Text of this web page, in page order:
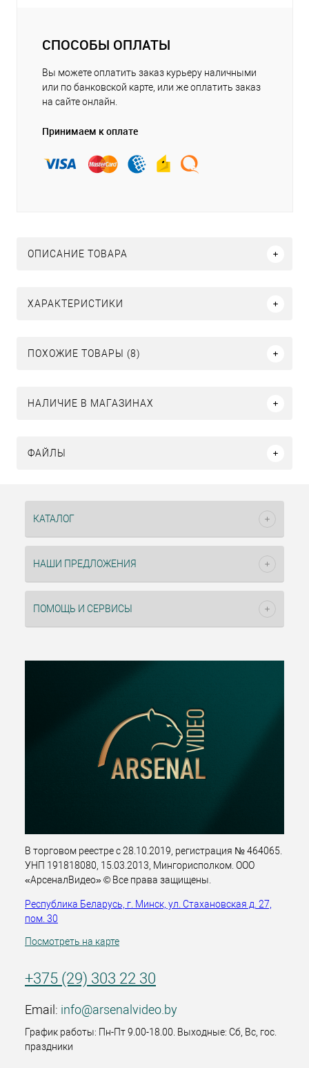
СПОСОБЫ ОПЛАТЫ
Вы можете оплатить заказ курьеру наличными
или по банковской карте, или же оплатить заказ
на сайте онлайн.
Принимаем к оплате
ОПИСАНИЕ ТОВАРА
ХАРАКТЕРИСТИКИ
ПОХОЖИЕ ТОВАРЫ (8)
НАЛИЧИЕ В МАГАЗИНАХ
ФАЙЛЫ
КАТАЛОГ
НАШИ ПРЕДЛОЖЕНИЯ
ПОМОЩЬ И СЕРВИСЫ
В торговом реестре с 28.10.2019, регистрация № 464065.
УНП 191818080, 15.03.2013, Мингорисполком. ООО
«АрсеналВидео» © Все права защищены.
Республика Беларусь, г. Минск, ул. Стахановская д. 27,
пом. 30
Посмотреть на карте
+375 (29) 303 22 30
Email: info@arsenalvideo.by
График работы: Пн-Пт 9.00-18.00. Выходные: Сб, Вс, гос.
праздники